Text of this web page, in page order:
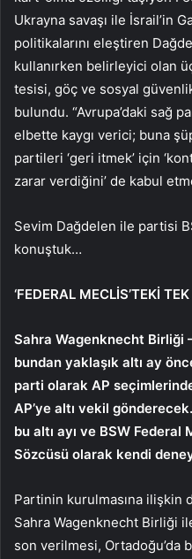
Ukrayna savaşı ile İsrail’in
politikalarını eleştiren
kullanırken belirleyici olan
tesisi, göç ve sosyal
bulundu. “Avrupa’daki sağ
elbette kaygı verici; buna
partileri ‘geri itmek’ için
zarar verdiğini’ de kabul
Sevim Dağdelen ile partisi
konuştuk…
‘FEDERAL MECLİS’TEKİ
Sahra Wagenknecht Birliği
bundan yaklaşık altı ay
parti olarak AP
AP’ye altı vekil
bu altı ayı ve BSW Federal
Sözcüsü olarak kendi
Partinin kurulmasına ilişkin
Sahra Wagenknecht Birliği
son verilmesi, Ortadoğu’da